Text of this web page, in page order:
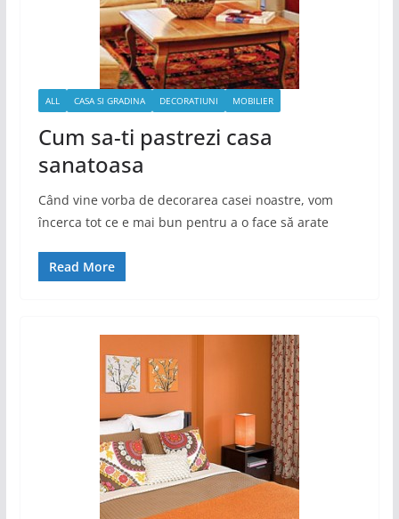
ALL CASA SI GRADINA DECORATIUNI MOBILIER
Cum sa-ti pastrezi casa
sanatoasa
Când vine vorba de decorarea casei noastre, vom
încerca tot ce e mai bun pentru a o face să arate
Read More